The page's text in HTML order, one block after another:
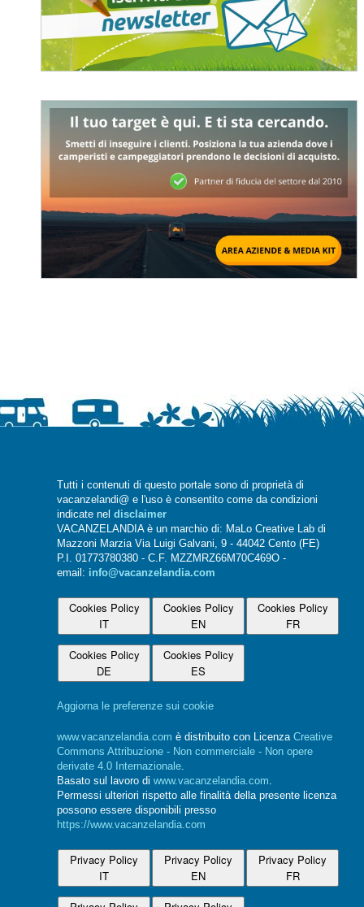
Tutti i contenuti di questo portale sono di proprietà di
vacanzelandi@ e l'uso è consentito come da condizioni
indicate nel disclaimer
VACANZELANDIA è un marchio di: MaLo Creative Lab di
Mazzoni Marzia Via Luigi Galvani, 9 - 44042 Cento (FE)
P.I. 01773780380 - C.F. MZZMRZ66M70C469O -
email: info@vacanzelandia.com
Cookies Policy
IT
Cookies Policy
EN
Cookies Policy
FR
Cookies Policy
DE
Cookies Policy
ES
Aggiorna le preferenze sui cookie
www.vacanzelandia.com è distribuito con Licenza Creative
Commons Attribuzione - Non commerciale - Non opere
derivate 4.0 Internazionale.
Basato sul lavoro di www.vacanzelandia.com.
Permessi ulteriori rispetto alle finalità della presente licenza
possono essere disponibili presso
https://www.vacanzelandia.com
Privacy Policy
IT
Privacy Policy
EN
Privacy Policy
FR